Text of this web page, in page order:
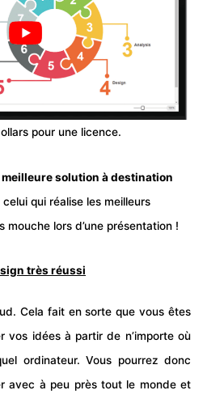
pour une licence.
meilleure solution à destination
qui réalise les meilleurs
mouche lors d’une présentation !
très réussi
Cela fait en sorte que vous êtes
vos idées à partir de n’importe où
ordinateur. Vous pourrez donc
avec à peu près tout le monde et